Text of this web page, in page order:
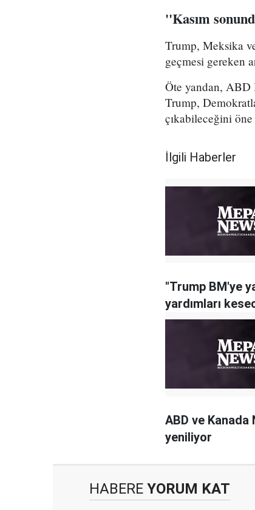
''Kasım
Trump, Meksika
geçmesi gereken
Öte yandan, ABD
Trump,
çıkabileceğini
İlgili Haberler
"Trump BM'ye
yardımları
ABD ve Kanada
yeniliyor
HABERE YORUM KAT